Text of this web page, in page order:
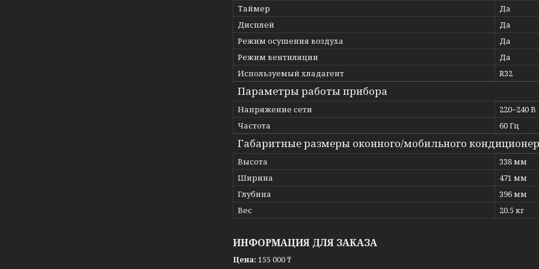
Таймер
Да
Дисплей
Да
Режим осушения воздуха
Да
Режим вентиляции
Да
Используемый хладагент
R32
Параметры работы прибора
Напряжение сети
220~240 В
Частота
60 Гц
Габаритные размеры оконного/мобильного
Высота
338 мм
Ширина
471 мм
Глубина
396 мм
Вес
20.5 кг
ИНФОРМАЦИЯ ДЛЯ ЗАКАЗА
Цена: 155 000 ₸